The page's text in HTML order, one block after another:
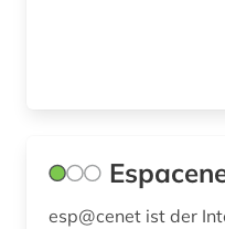
esp@cenet ist der